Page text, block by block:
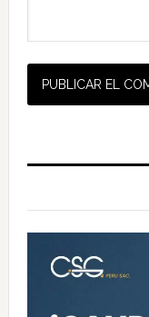
Barra
principal